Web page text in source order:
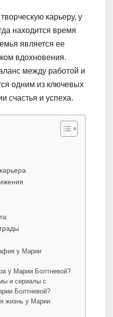
карьеру, у
находится время
является ее
вдохновения.
между работой и
одним из ключевых
счастья и успеха.
у Марии
у Марии Болтневой?
и сериалы с
Болтневой?
жизнь у Марии